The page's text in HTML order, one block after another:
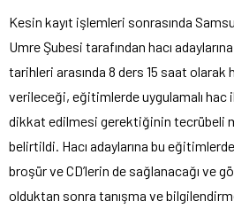
Kesin kayıt işlemleri sonrasında
Umre Şubesi tarafından hacı
tarihleri arasında 8 ders 15 saat olarak
verileceği, eğitimlerde uygulamalı hac
dikkat edilmesi gerektiğinin tecrübeli
belirtildi. Hacı adaylarına bu
broşür ve CD’lerin de sağlanacağı ve
olduktan sonra tanışma ve